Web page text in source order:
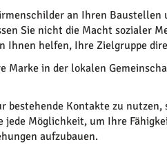
an Ihren
Sie nicht die Macht sozialer
Ihnen helfen, Ihre Zielgruppe
Marke in der lokalen
bestehende Kontakte zu
jede Möglichkeit, um Ihre
aufzubauen.